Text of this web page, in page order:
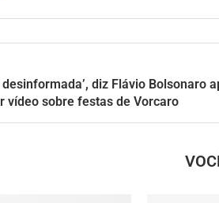
diz Flávio Bolsonaro
vídeo sobre festas de Vorcaro